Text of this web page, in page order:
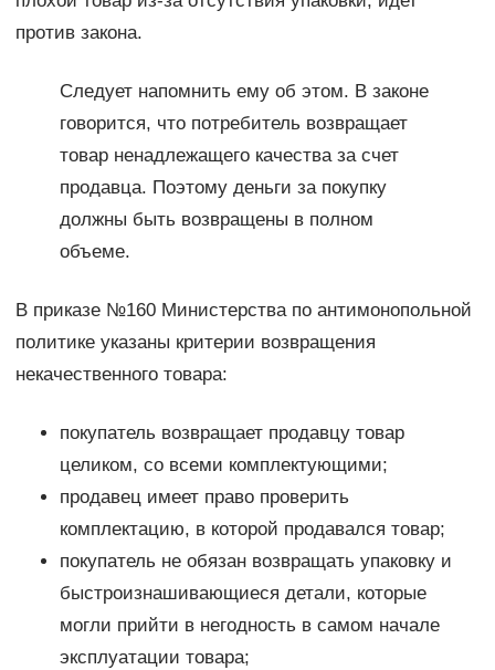
против закона.
Следует напомнить ему об этом. В законе
говорится, что потребитель возвращает
товар ненадлежащего качества за счет
продавца. Поэтому деньги за покупку
должны быть возвращены в полном
объеме.
В приказе №160 Министерства по антимонопольной
политике указаны критерии возвращения
некачественного товара:
покупатель возвращает продавцу товар
целиком, со всеми комплектующими;
продавец имеет право проверить
комплектацию, в которой продавался товар;
покупатель не обязан возвращать упаковку и
быстроизнашивающиеся детали, которые
могли прийти в негодность в самом начале
эксплуатации товара;